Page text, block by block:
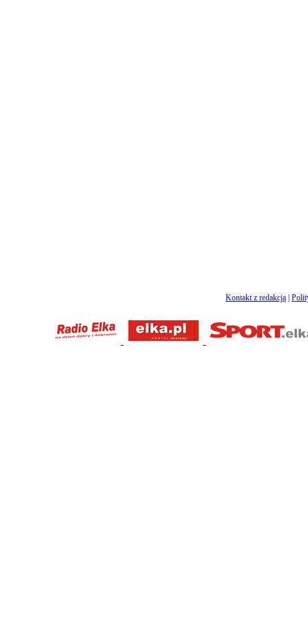
Kontakt z redakcją